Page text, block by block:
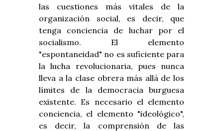
las cuestiones más vitales de la
organización social, es decir, que
tenga conciencia de luchar por el
socialismo. El elemento
"espontaneidad" no es suficiente para
la lucha revolucionaria, pues nunca
lleva a la clase obrera más allá de los
límites de la democracia burguesa
existente. Es necesario el elemento
conciencia, el elemento "ideológico",
es decir, la comprensión de las